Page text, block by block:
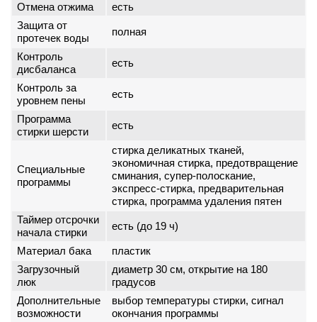
Отмена отжима
есть
Защита от
протечек воды
полная
Контроль
дисбаланса
есть
Контроль за
уровнем пены
есть
Программа
стирки шерсти
есть
Специальные
программы
стирка деликатных тканей,
экономичная стирка, предотвращение
сминания, супер-полоскание,
экспресс-стирка, предварительная
стирка, программа удаления пятен
Таймер отсрочки
начала стирки
есть (до 19 ч)
Материал бака
пластик
Загрузочный
люк
диаметр 30 см, открытие на 180
градусов
Дополнительные
возможности
выбор температуры стирки, сигнал
окончания программы